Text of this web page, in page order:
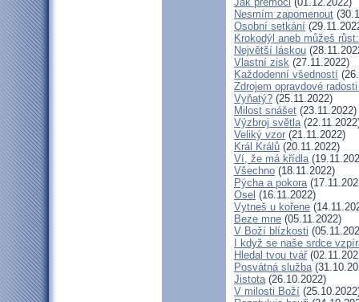
Nesmím zapomenout
Osobní setkání
Krokodýl aneb můžeš
Největší láskou
Vlastní zisk (27.11.2022)
Každodenní všedností
Zdrojem opravdové
Vyňatý? (25.11.2022)
Milost snášet (23.11.2022)
Výzbroj světla
Veliký vzor (21.11.2022)
Král Králů (20.11.2022)
Ví, že má křídla
Všechno (18.11.2022)
Pýcha a pokora
Osel (16.11.2022)
Vytneš u kořene
Beze mne (05.11.2022)
V Boží blízkosti
I když se naše srdce
Hledal tvou tvář
Posvátná služba
Jistota(26.10.2022)
V milosti Boží